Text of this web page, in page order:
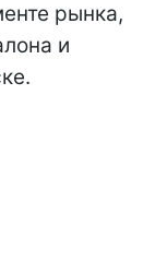
рынка,
и